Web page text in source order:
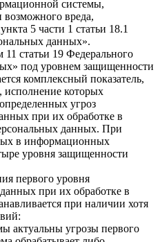
системы,
возможного вреда,
5 части 1 статьи 18.1
данных».
статьи 19 Федерального
под уровнем защищенности
комплексный показатель,
исполнение которых
угроз
при их обработке в
данных. При
в информационных
уровня защищенности
первого уровня
при их обработке в
при наличии хотя
актуальны угрозы первого